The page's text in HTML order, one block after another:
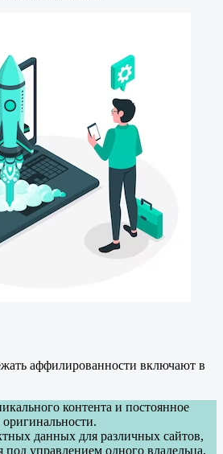
аффилированности включают в
контента и постоянное
данных для различных сайтов,
под управлением одного владельца.